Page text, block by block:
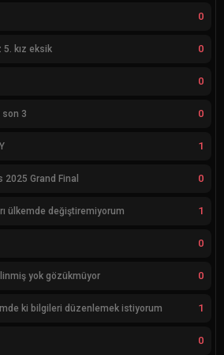
0
5. kız eksik 0
0
son 3 0
1
Grand Final 0
ülkemde değiştiremiyorum 1
0
yok gözükmüyor 0
ki bilgileri düzenlemek istiyorum 1
0